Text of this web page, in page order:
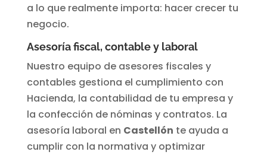
a lo que realmente importa: hacer crecer tu
negocio.
Asesoría fiscal, contable y laboral
Nuestro equipo de asesores fiscales y
contables gestiona el cumplimiento con
Hacienda, la contabilidad de tu empresa y
la confección de nóminas y contratos. La
asesoría laboral en Castellón te ayuda a
cumplir con la normativa y optimizar